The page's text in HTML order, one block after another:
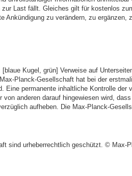
Last fällt. Gleiches gilt für kostenlos
Ankündigung zu verändern, zu ergänzen,
Kugel, grün] Verweise auf
Planck-Gesellschaft hat bei der
permanente inhaltliche Kontrolle der
anderen darauf hingewiesen wird,
aufheben. Die Max-Planck-
sind urheberrechtlich geschützt. © Max-